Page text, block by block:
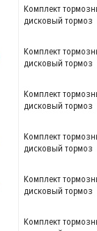
Комплект
дисковый тормоз
Комплект
дисковый тормоз
Комплект
дисковый тормоз
Комплект
дисковый тормоз
Комплект
дисковый тормоз
Комплект